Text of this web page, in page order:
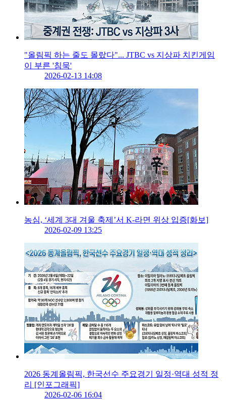
"올림픽 하는 줄도 몰랐다"... JTBC vs 지상파 치킨게임
이 부른 '침묵'
2026-02-13 14:08
농심, ‘세계 3대 겨울 축제’서 K-라면 위상 입증[화보]
2026-02-09 13:25
2026 동계올림픽, 한국선수 주요경기 일정·역대 성적 정
리 [인포그래픽]
2026-02-06 16:04